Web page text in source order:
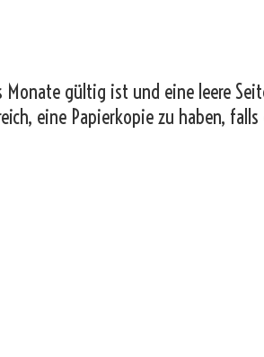
Monate gültig ist und eine leere
eine Papierkopie zu haben, falls